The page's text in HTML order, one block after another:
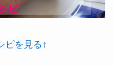
ピを見る↑